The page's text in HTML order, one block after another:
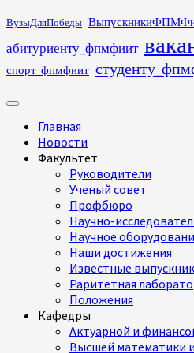
Перейти
содержимому
ВузыДляПобеды
абитуриенту_фпмфиит
спорт_фпмфиит
Основное
Главная
Новости
Факультет
Руководители
Ученый совет
Профбюро
Научно-
Научное
Наши достижения
Известные
Раритетная
Положения
Кафедры
Актуарной и
Высшей математики